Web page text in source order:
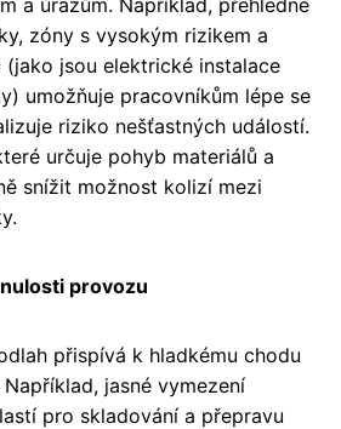
a úrazům. Například, přehledné
zóny s vysokým rizikem a
(jako jsou elektrické instalace
umožňuje pracovníkům lépe se
riziko nešťastných událostí.
určuje pohyb materiálů a
snížit možnost kolizí mezi
provozu
přispívá k hladkému chodu
jasné vymezení
pro skladování a přepravu